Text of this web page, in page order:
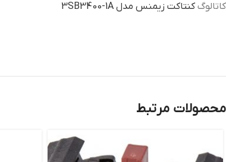
کاتالوگکنتاکت زیمنس مدل 3SB3400-1A
محصولات مرتبط